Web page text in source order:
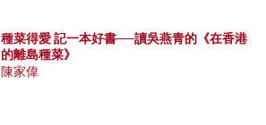
種菜得愛 記一本好書──讀吳燕青的《在香港
的離島種菜》
陳家偉